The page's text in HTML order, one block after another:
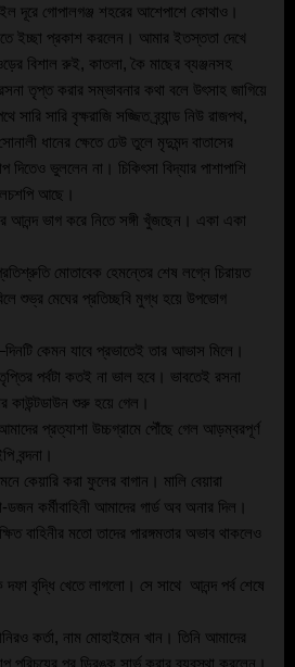
দূরে গোপালগঞ্জ শহরের আশেপাশে কোথাও।
ইচ্ছা প্রকাশ করলেন। আমার ইতস্ততা‌ দেখে
বিশাল রুই, কাতলা, কৈ মাছের ব্যঞ্জনসহ
তৃপ্ত করার সম্ভাবনার কথা বলে উৎসাহ জাগিয়ে
সারি সারি বৃক্ষরাজি সজ্জিত ব্র্যান্ড নিউ রাজপথ,
ধানের ক্ষেতে ঢেউ তুলে মৃদুমন্দ বাতাসের
ভুললেন না। চিকিৎসা বিদ্যার পাশাপাশি
আছে।
আনন্দ ভাগ করে নিতে সঙ্গী খুঁজছেন। একা একা
মোতাবেক হেমন্তের শেষ লগ্নে চিরায়ত
শুভ্র মেঘের প্রতিচ্ছবি মুগ্ধ হয়ে উপভোগ
কেমন যাবে প্রভাতেই তার আভাস মিলে।
কাউন্টডাউন শুরু হয়ে গেল।
প্রত্যাশা উচ্চগ্রামে পৌঁছে গেল আড়ম্বরপূর্ণ
অভ্যর্থনা পর্বে। একেবারে ভিআইপি‌ বন্দনা।
কেয়ারি করা ফুলের বাগান। মালি বেয়ারা
বাহিনীর মতো তাদের পারঙ্গমতার অভাব থাকলেও
বৃদ্ধি খেতে লাগলো। সে সাথে  আনন্দ পর্ব শেষে
কর্তা, নাম মোহাইমেন খান। তিনি আমাদের